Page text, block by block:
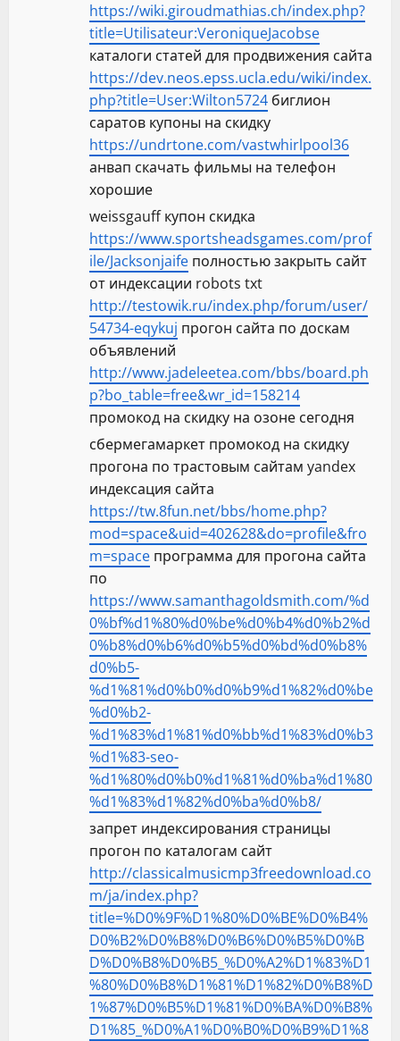
https://wiki.giroudmathias.ch/index.php?
title=Utilisateur:VeroniqueJacobse
каталоги статей для продвижения сайта
https://dev.neos.epss.ucla.edu/wiki/index.
php?title=User:Wilton5724 биглион
саратов купоны на скидку
https://undrtone.com/vastwhirlpool36
анвап скачать фильмы на телефон
хорошие
weissgauff купон скидка
https://www.sportsheadsgames.com/prof
ile/Jacksonjaife полностью закрыть сайт
от индексации robots txt
http://testowik.ru/index.php/forum/user/
54734-eqykuj прогон сайта по доскам
объявлений
http://www.jadeleetea.com/bbs/board.ph
p?bo_table=free&wr_id=158214
промокод на скидку на озоне сегодня
сбермегамаркет промокод на скидку
прогона по трастовым сайтам yandex
индексация сайта
https://tw.8fun.net/bbs/home.php?
mod=space&uid=402628&do=profile&fro
m=space программа для прогона сайта
по
https://www.samanthagoldsmith.com/%d
0%bf%d1%80%d0%be%d0%b4%d0%b2%d
0%b8%d0%b6%d0%b5%d0%bd%d0%b8%
d0%b5-
%d1%81%d0%b0%d0%b9%d1%82%d0%be
%d0%b2-
%d1%83%d1%81%d0%bb%d1%83%d0%b3
%d1%83-seo-
%d1%80%d0%b0%d1%81%d0%ba%d1%80
%d1%83%d1%82%d0%ba%d0%b8/
запрет индексирования страницы
прогон по каталогам сайт
http://classicalmusicmp3freedownload.co
m/ja/index.php?
title=%D0%9F%D1%80%D0%BE%D0%B4%
D0%B2%D0%B8%D0%B6%D0%B5%D0%B
D%D0%B8%D0%B5_%D0%A2%D1%83%D1
%80%D0%B8%D1%81%D1%82%D0%B8%D
1%87%D0%B5%D1%81%D0%BA%D0%B8%
D1%85_%D0%A1%D0%B0%D0%B9%D1%8